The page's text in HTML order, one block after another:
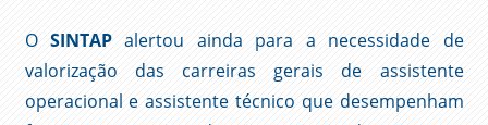
O SINTAPalertou ainda para a necessidade de
valorização das carreiras gerais de assistente
operacional e assistente técnico que desempenham